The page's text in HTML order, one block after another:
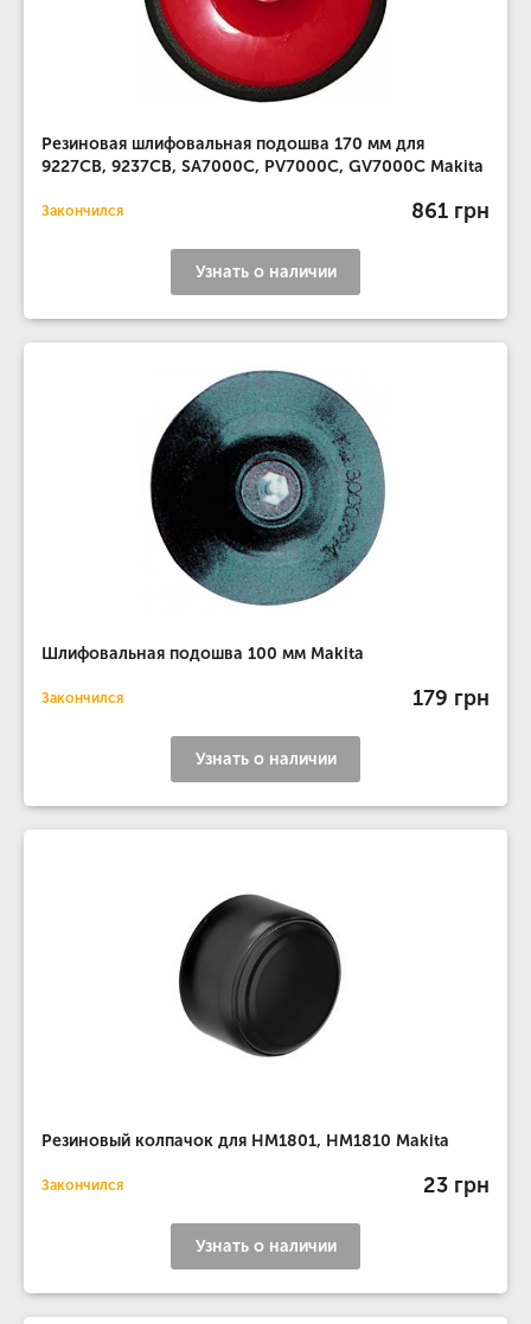
Резиновая шлифовальная подошва 170 мм для
9227CB, 9237CB, SA7000C, PV7000C, GV7000C Makita
Закончился 861 грн
Узнать о наличии
Шлифовальная подошва 100 мм Makita
Закончился 179 грн
Узнать о наличии
Резиновый колпачок для HM1801, HM1810 Makita
Закончился 23 грн
Узнать о наличии